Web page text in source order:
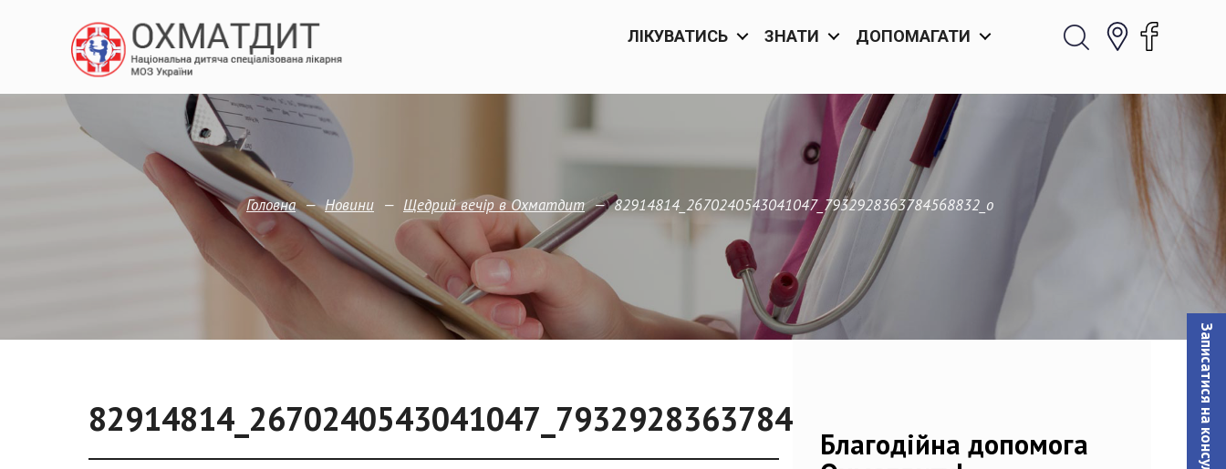
Записатися на консультацiю
ЛІКУВАТИСЬ ЗНАТИ ДОПОМАГАТИ
Головна — Новини — Щедрий вечір в Охматдит — 82914814_2670240543041047_7932928363784568832_o
82914814_2670240543041047_7932928363784568832_o
Благодійна допомога